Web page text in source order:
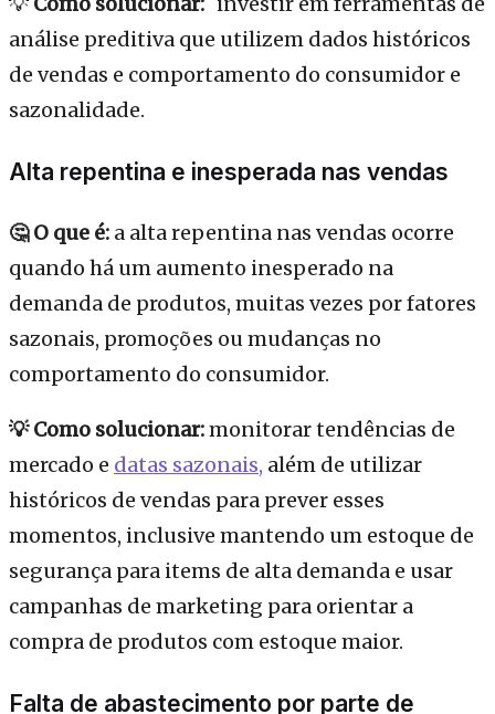
análise preditiva que utilizem dados históricos
de vendas e comportamento do consumidor e
sazonalidade.
Alta repentina e inesperada nas vendas
🤔 O que é: a alta repentina nas vendas ocorre
quando há um aumento inesperado na
demanda de produtos, muitas vezes por fatores
sazonais, promoções ou mudanças no
comportamento do consumidor.
💡 Como solucionar:monitorar tendências de
mercado e datas sazonais, além de utilizar
históricos de vendas para prever esses
momentos, inclusive mantendo um estoque de
segurança para items de alta demanda e usar
campanhas de marketing para orientar a
compra de produtos com estoque maior.
Falta de abastecimento por parte de